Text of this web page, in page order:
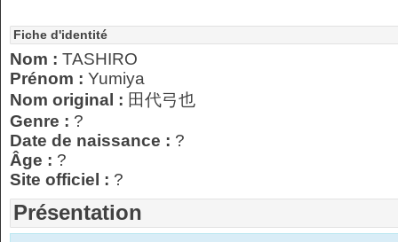
Fiche d'identité
Nom : TASHIRO
Prénom : Yumiya
Nom original : 田代弓也
Genre : ?
Date de naissance : ?
Âge : ?
Site officiel : ?
Présentation